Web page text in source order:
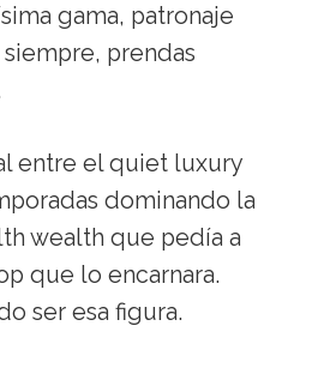
gama, patronaje
prendas
entre el quiet luxury
dominando la
wealth que pedía a
que lo encarnara.
ser esa figura.